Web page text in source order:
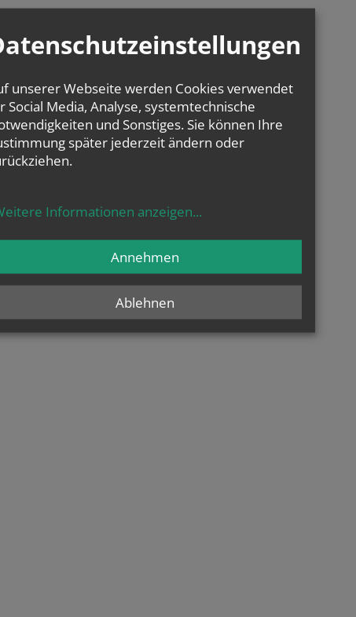
unserer Webseite werden Cookies verwendet
Social Media, Analyse, systemtechnische
und Sonstiges. Sie können Ihre
später jederzeit ändern oder
Informationen anzeigen...
Ablehnen
Annehmen